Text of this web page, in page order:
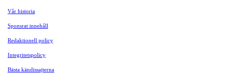
Vår historia
Sponsrat innehåll
Redaktionell policy
Integritetspolicy
Bästa kändissajterna